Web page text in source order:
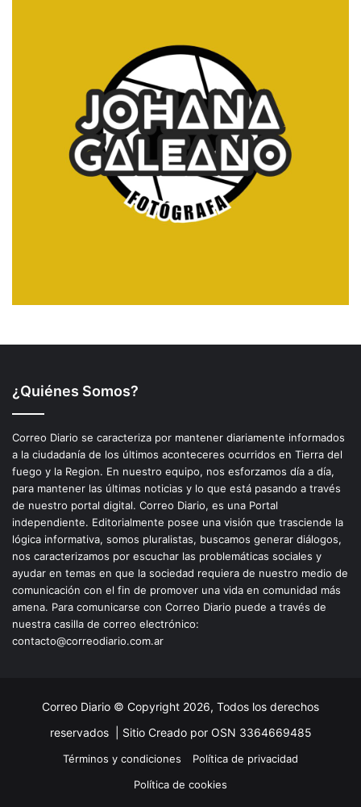
¿Quiénes Somos?
Correo Diario se caracteriza por mantener diariamente informados
a la ciudadanía de los últimos aconteceres ocurridos en Tierra del
fuego y la Region. En nuestro equipo, nos esforzamos día a día,
para mantener las últimas noticias y lo que está pasando a través
de nuestro portal digital. Correo Diario, es una Portal
independiente. Editorialmente posee una visión que trasciende la
lógica informativa, somos pluralistas, buscamos generar diálogos,
nos caracterizamos por escuchar las problemáticas sociales y
ayudar en temas en que la sociedad requiera de nuestro medio de
comunicación con el fin de promover una vida en comunidad más
amena. Para comunicarse con Correo Diario puede a través de
nuestra casilla de correo electrónico:
contacto@correodiario.com.ar
Correo Diario © Copyright 2026, Todos los derechos
reservados | Sitio Creado por OSN 3364669485
Términos y condiciones
Política de privacidad
Política de cookies